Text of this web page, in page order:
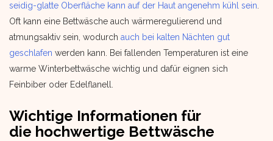
seidig-glatte Oberfläche kann auf der Haut angenehm kühl sein
Oft kann eine Bettwäsche auch wärmeregulierend und
atmungsaktiv sein, wodurch auch bei kalten Nächten gut
geschlafen werden kann. Bei fallenden Temperaturen ist eine
warme Winterbettwäsche wichtig und dafür eignen sich
Feinbiber oder Edelflanell.
Wichtige Informationen für
die hochwertige Bettwäsche